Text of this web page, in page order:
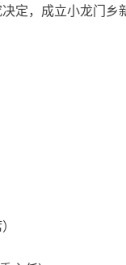
定， 成立小龙门乡